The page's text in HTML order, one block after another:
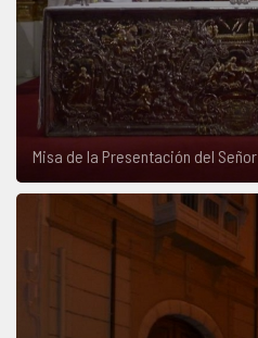
Misa de la Presentación del Señor